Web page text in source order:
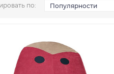
по: Популярности